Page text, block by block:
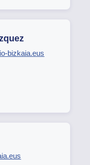
bizkaia.eus